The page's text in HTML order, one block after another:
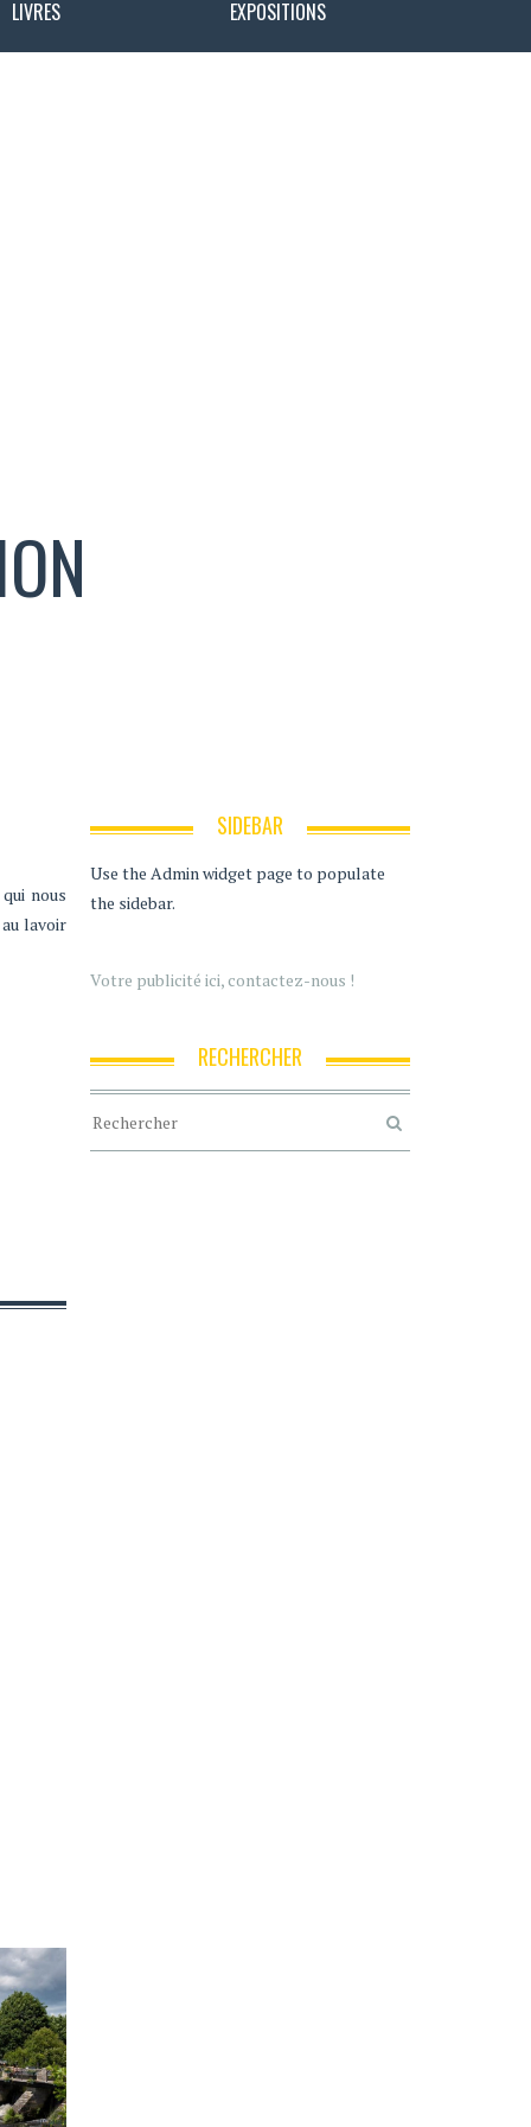
LIVRES EXPOSITIONS
nous
lavoir
SIDEBAR
Use the Admin widget page to populate
the sidebar.
Votre publicité ici, contactez-nous !
RECHERCHER